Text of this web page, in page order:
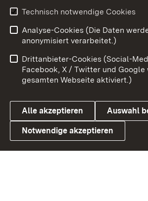
Youtube
Link zum Landesportal
Benutzungshinweise
Datenschutz
Cookies
Technisch notwendige Cookies
Analyse-Cookies (Die Daten
anonymisiert verarbeitet.)
Drittanbieter-Cookies (Social-
Facebook, X / Twitter und Google
gesamten Webseite aktiviert.)
Alle akzeptieren Auswahl
Notwendige akzeptieren